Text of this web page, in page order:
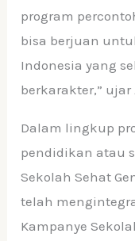
program
bisa berjuan
Indonesia yang
berkarakter,” ujar
Dalam lingkup
pendidikan atau
Sekolah Sehat
telah
Kampanye